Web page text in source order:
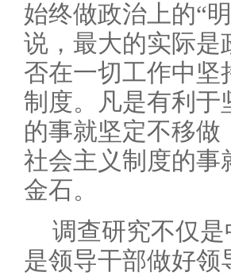
始终做政治上的“
说，最大的实际是
否在一切工作中坚
制度。凡是有利于
的事就坚定不移
社会主义制度的事
金石。
调查研究不仅
是领导干部做好领